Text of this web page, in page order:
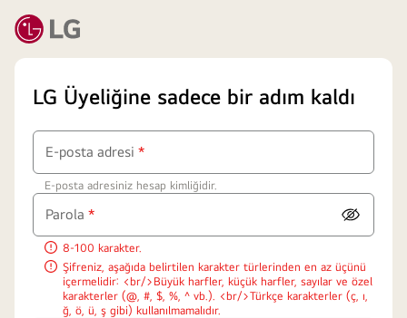
LG Üyeliğine sadece bir adım kaldı
E-posta adresi *
Zorunlu
alanlar
E-posta adresiniz hesap kimliğidir.
Parola *
Zorunlu
alanlar
Parolayı
8-100 karakter.
Şifreniz, aşağıda belirtilen karakter türlerinden en az üçünü
içermelidir: <br/>Büyük harfler, küçük harfler, sayılar ve özel
karakterler (@, #, $, %, ^ vb.). <br/>Türkçe karakterler (ç, ı,
ğ, ö, ü, ş gibi) kullanılmamalıdır.